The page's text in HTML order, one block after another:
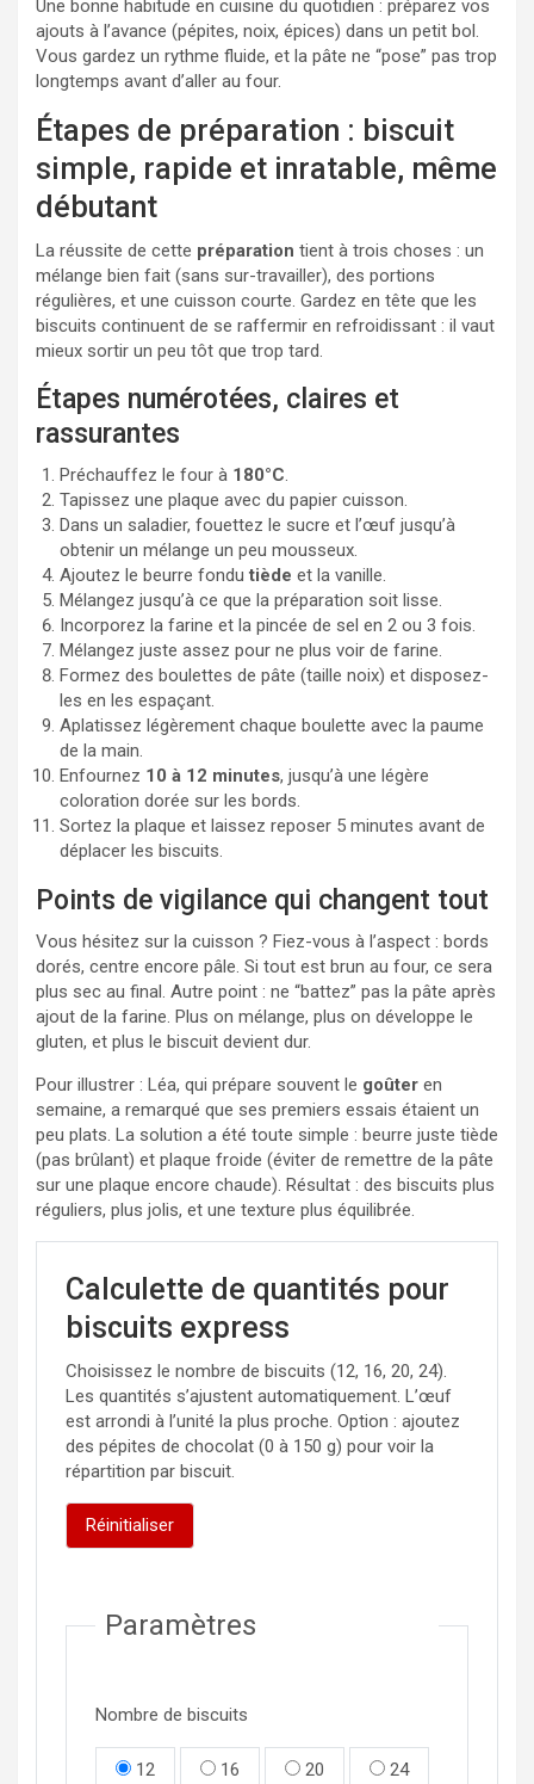
Une bonne habitude en cuisine du quotidien : préparez vos
ajouts à l’avance (pépites, noix, épices) dans un petit bol.
Vous gardez un rythme fluide, et la pâte ne “pose” pas trop
longtemps avant d’aller au four.
Étapes de préparation : biscuit
simple, rapide et inratable, même
débutant
La réussite de cette préparation tient à trois choses : un
mélange bien fait (sans sur-travailler), des portions
régulières, et une cuisson courte. Gardez en tête que les
biscuits continuent de se raffermir en refroidissant : il vaut
mieux sortir un peu tôt que trop tard.
Étapes numérotées, claires et
rassurantes
Préchauffez le four à 180°C.
Tapissez une plaque avec du papier cuisson.
Dans un saladier, fouettez le sucre et l’œuf jusqu’à
obtenir un mélange un peu mousseux.
Ajoutez le beurre fondutiède et la vanille.
Mélangez jusqu’à ce que la préparation soit lisse.
Incorporez la farine et la pincée de sel en 2 ou 3 fois.
Mélangez juste assez pour ne plus voir de farine.
Formez des boulettes de pâte (taille noix) et disposez-
les en les espaçant.
Aplatissez légèrement chaque boulette avec la paume
de la main.
Enfournez 10 à 12 minutes, jusqu’à une légère
coloration dorée sur les bords.
Sortez la plaque et laissez reposer 5 minutes avant de
déplacer les biscuits.
Points de vigilance qui changent tout
Vous hésitez sur la cuisson ? Fiez-vous à l’aspect : bords
dorés, centre encore pâle. Si tout est brun au four, ce sera
plus sec au final. Autre point : ne “battez” pas la pâte après
ajout de la farine. Plus on mélange, plus on développe le
gluten, et plus le biscuit devient dur.
Pour illustrer : Léa, qui prépare souvent le goûter en
semaine, a remarqué que ses premiers essais étaient un
peu plats. La solution a été toute simple : beurre juste tiède
(pas brûlant) et plaque froide (éviter de remettre de la pâte
sur une plaque encore chaude). Résultat : des biscuits plus
réguliers, plus jolis, et une texture plus équilibrée.
Calculette de quantités pour
biscuits express
Choisissez le nombre de biscuits (12, 16, 20, 24).
Les quantités s’ajustent automatiquement. L’œuf
est arrondi à l’unité la plus proche. Option : ajoutez
des pépites de chocolat (0 à 150 g) pour voir la
répartition par biscuit.
Réinitialiser
Paramètres
Nombre de biscuits
12 16 20 24